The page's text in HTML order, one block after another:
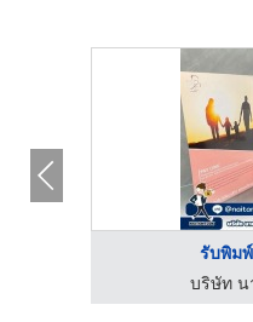
รับพิม
บริษัท น